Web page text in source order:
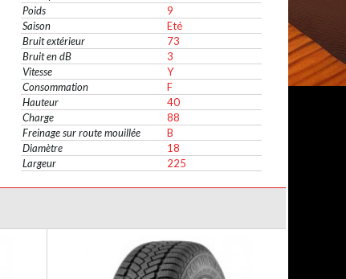
Poids
9
Saison
Eté
Bruit extérieur
73
Bruit en dB
3
Vitesse
Y
Consommation
F
Hauteur
40
Charge
88
Freinage sur route mouillée
B
Diamètre
18
Largeur
225